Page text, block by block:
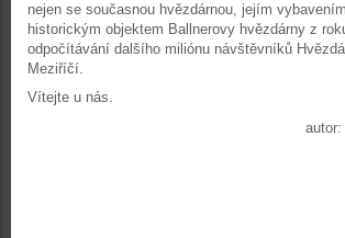
nejen se současnou hvězdárnou, jejím
historickým objektem Ballnerovy hvězdárny z
odpočítávání dalšího miliónu návštěvníků
Meziříčí.
Vítejte u nás.